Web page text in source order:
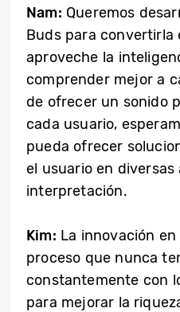
Nam: Queremos
Buds para
aproveche la
comprender mejor a
de ofrecer un sonido
cada usuario,
pueda ofrecer
el usuario en diversas
interpretación.
Kim: La innovación
proceso que nunca
constantemente con
para mejorar la